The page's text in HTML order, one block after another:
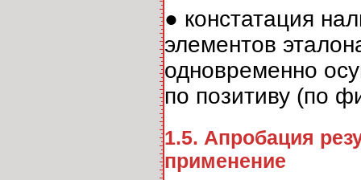
● констатация
элементов
одновременно
по позитиву (по
1.5. Апробация
применение